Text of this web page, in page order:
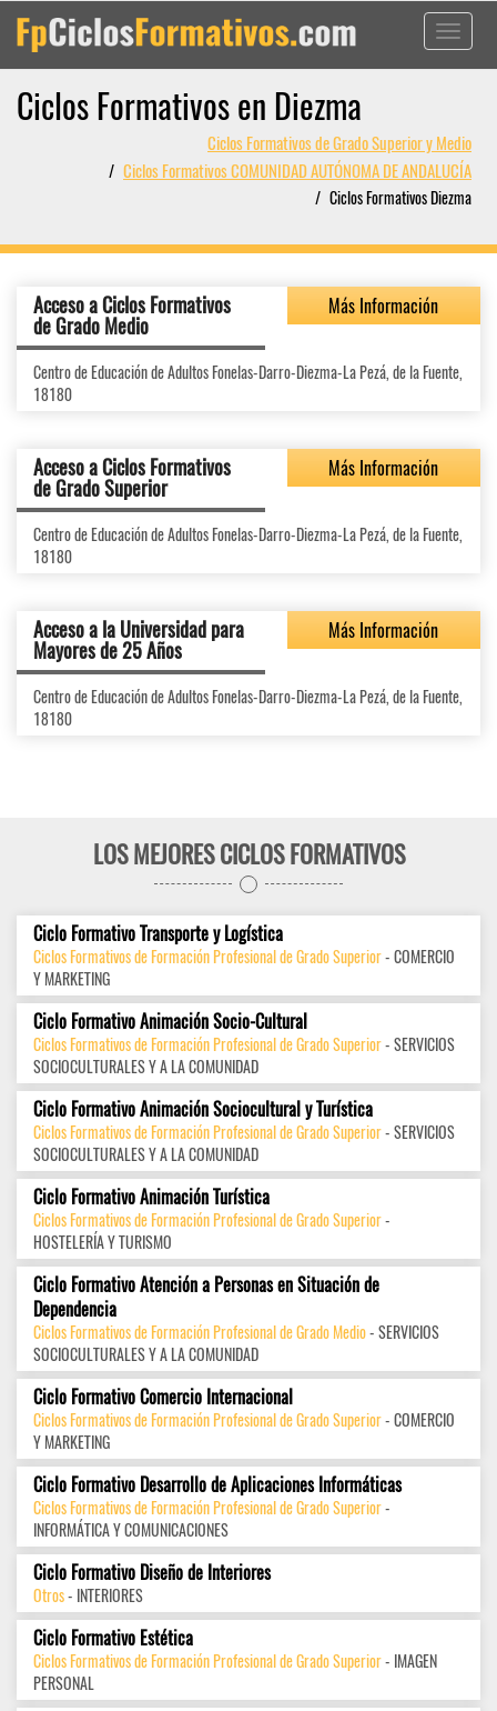
Toggle
Ciclos Formativos en Diezma
Ciclos Formativos de Grado Superior y Medio
Ciclos Formativos COMUNIDAD AUTÓNOMA DE ANDALUCÍA
Ciclos Formativos Diezma
Acceso a Ciclos Formativos
de Grado Medio
Más Información
Centro de Educación de Adultos Fonelas-Darro-Diezma-La Pezá, de la Fuente,
18180
Acceso a Ciclos Formativos
de Grado Superior
Más Información
Centro de Educación de Adultos Fonelas-Darro-Diezma-La Pezá, de la Fuente,
18180
Acceso a la Universidad para
Mayores de 25 Años
Más Información
Centro de Educación de Adultos Fonelas-Darro-Diezma-La Pezá, de la Fuente,
18180
LOS MEJORES CICLOS FORMATIVOS
Ciclo Formativo Transporte y Logística
Ciclos Formativos de Formación Profesional de Grado Superior- COMERCIO
Y MARKETING
Ciclo Formativo Animación Socio-Cultural
Ciclos Formativos de Formación Profesional de Grado Superior- SERVICIOS
SOCIOCULTURALES Y A LA COMUNIDAD
Ciclo Formativo Animación Sociocultural y Turística
Ciclos Formativos de Formación Profesional de Grado Superior- SERVICIOS
SOCIOCULTURALES Y A LA COMUNIDAD
Ciclo Formativo Animación Turística
Ciclos Formativos de Formación Profesional de Grado Superior-
HOSTELERÍA Y TURISMO
Ciclo Formativo Atención a Personas en Situación de
Dependencia
Ciclos Formativos de Formación Profesional de Grado Medio- SERVICIOS
SOCIOCULTURALES Y A LA COMUNIDAD
Ciclo Formativo Comercio Internacional
Ciclos Formativos de Formación Profesional de Grado Superior- COMERCIO
Y MARKETING
Ciclo Formativo Desarrollo de Aplicaciones Informáticas
Ciclos Formativos de Formación Profesional de Grado Superior-
INFORMÁTICA Y COMUNICACIONES
Ciclo Formativo Diseño de Interiores
Otros- INTERIORES
Ciclo Formativo Estética
Ciclos Formativos de Formación Profesional de Grado Superior- IMAGEN
PERSONAL